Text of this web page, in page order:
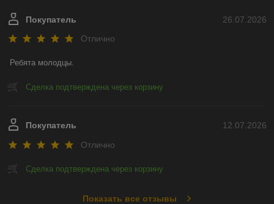
26.07.2026
Покупатель
Отлично
Ребята молодцы.
Сделка подтверждена через корзину
12.07.2026
Покупатель
Отлично
Сделка подтверждена через корзину
Показать все отзывы